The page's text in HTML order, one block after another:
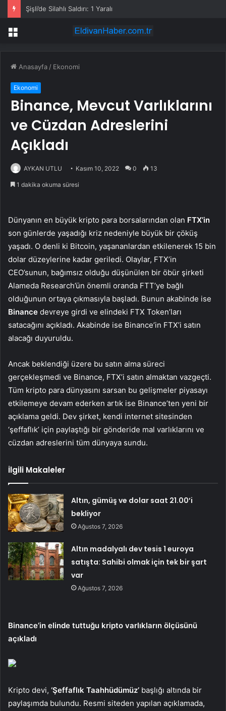
Şişli’de Silahlı Saldırı: 1 Yaralı
Menü
Anasayfa / Ekonomi
Ekonomi
Binance, Mevcut Varlıklarını
ve Cüzdan Adreslerini
Açıkladı
AYKAN UTLU Kasım 10, 2022 0 13
1 dakika okuma süresi
Dünyanın en büyük kripto para borsalarından olan FTX’in
son günlerde yaşadığı kriz nedeniyle büyük bir çöküş
yaşadı. O denli ki Bitcoin, yaşananlardan etkilenerek 15 bin
dolar düzeylerine kadar geriledi. Olaylar, FTX’in
CEO’sunun, bağımsız olduğu düşünülen bir öbür şirketi
Alameda Research’ün önemli oranda FTT’ye bağlı
olduğunun ortaya çıkmasıyla başladı. Bunun akabinde ise
Binance devreye girdi ve elindeki FTX Token’ları
satacağını açıkladı. Akabinde ise Binance’in FTX’i satın
alacağı duyuruldu.
Ancak beklendiği üzere bu satın alma süreci
gerçekleşmedi ve Binance, FTX’i satın almaktan vazgeçti.
Tüm kripto para dünyasını sarsan bu gelişmeler piyasayı
etkilemeye devam ederken artık ise Binance’ten yeni bir
açıklama geldi. Dev şirket, kendi internet sitesinden
‘şeffaflık’ için paylaştığı bir gönderide mal varlıklarını ve
cüzdan adreslerini tüm dünyaya sundu.
İlgili Makaleler
Altın, gümüş ve dolar saat 21.00’i
bekliyor
Ağustos 7, 2026
Altın madalyalı dev tesis 1 euroya
satışta: Sahibi olmak için tek bir şart
var
Ağustos 7, 2026
Binance’in elinde tuttuğu kripto varlıkların ölçüsünü
açıkladı
Kripto devi, ‘Şeffaflık Taahhüdümüz’ başlığı altında bir
paylaşımda bulundu. Resmi siteden yapılan açıklamada,